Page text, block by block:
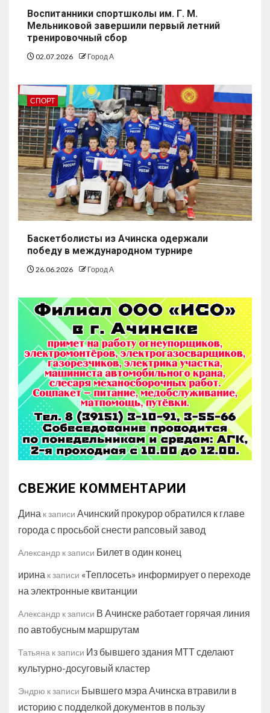
Воспитанники спортшколы им. Г. М.
Мельниковой завершили первый летний
тренировочный сбор
02.07.2026 Город А
СПОРТ
Баскетболисты из Ачинска одержали
победу в международном турнире
26.06.2026 Город А
СВЕЖИЕ КОММЕНТАРИИ
Дина к записи Ачинский прокурор обратился к главе
города с просьбой снести рапсовый завод
Александр к записи Билет в один конец
ирина к записи «Теплосеть» информирует о переходе
на электронные квитанции
Александр к записи В Ачинске работает горячая линия
по автобусным маршрутам
Татьяна к записи Из бывшего здания МТТ сделают
культурно-досуговый кластер
Эндрю к записи Бывшего мэра Ачинска втравили в
историю с подделкой документов в пользу